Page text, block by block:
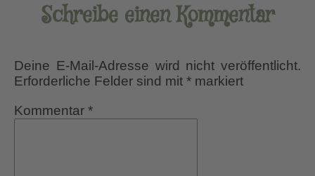
Schreibe einen Kommentar
Deine E-Mail-Adresse wird nicht veröffentlicht.
Erforderliche Felder sind mit * markiert
Kommentar *